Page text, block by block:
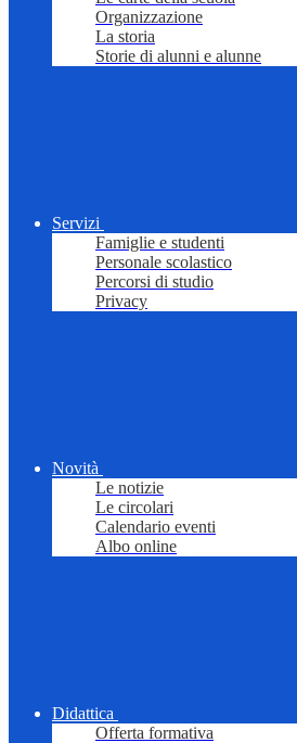
Organizzazione
La storia
Storie di alunni e alunne
Servizi
Famiglie e studenti
Personale scolastico
Percorsi di studio
Privacy
Novità
Le notizie
Le circolari
Calendario eventi
Albo online
Didattica
Offerta formativa